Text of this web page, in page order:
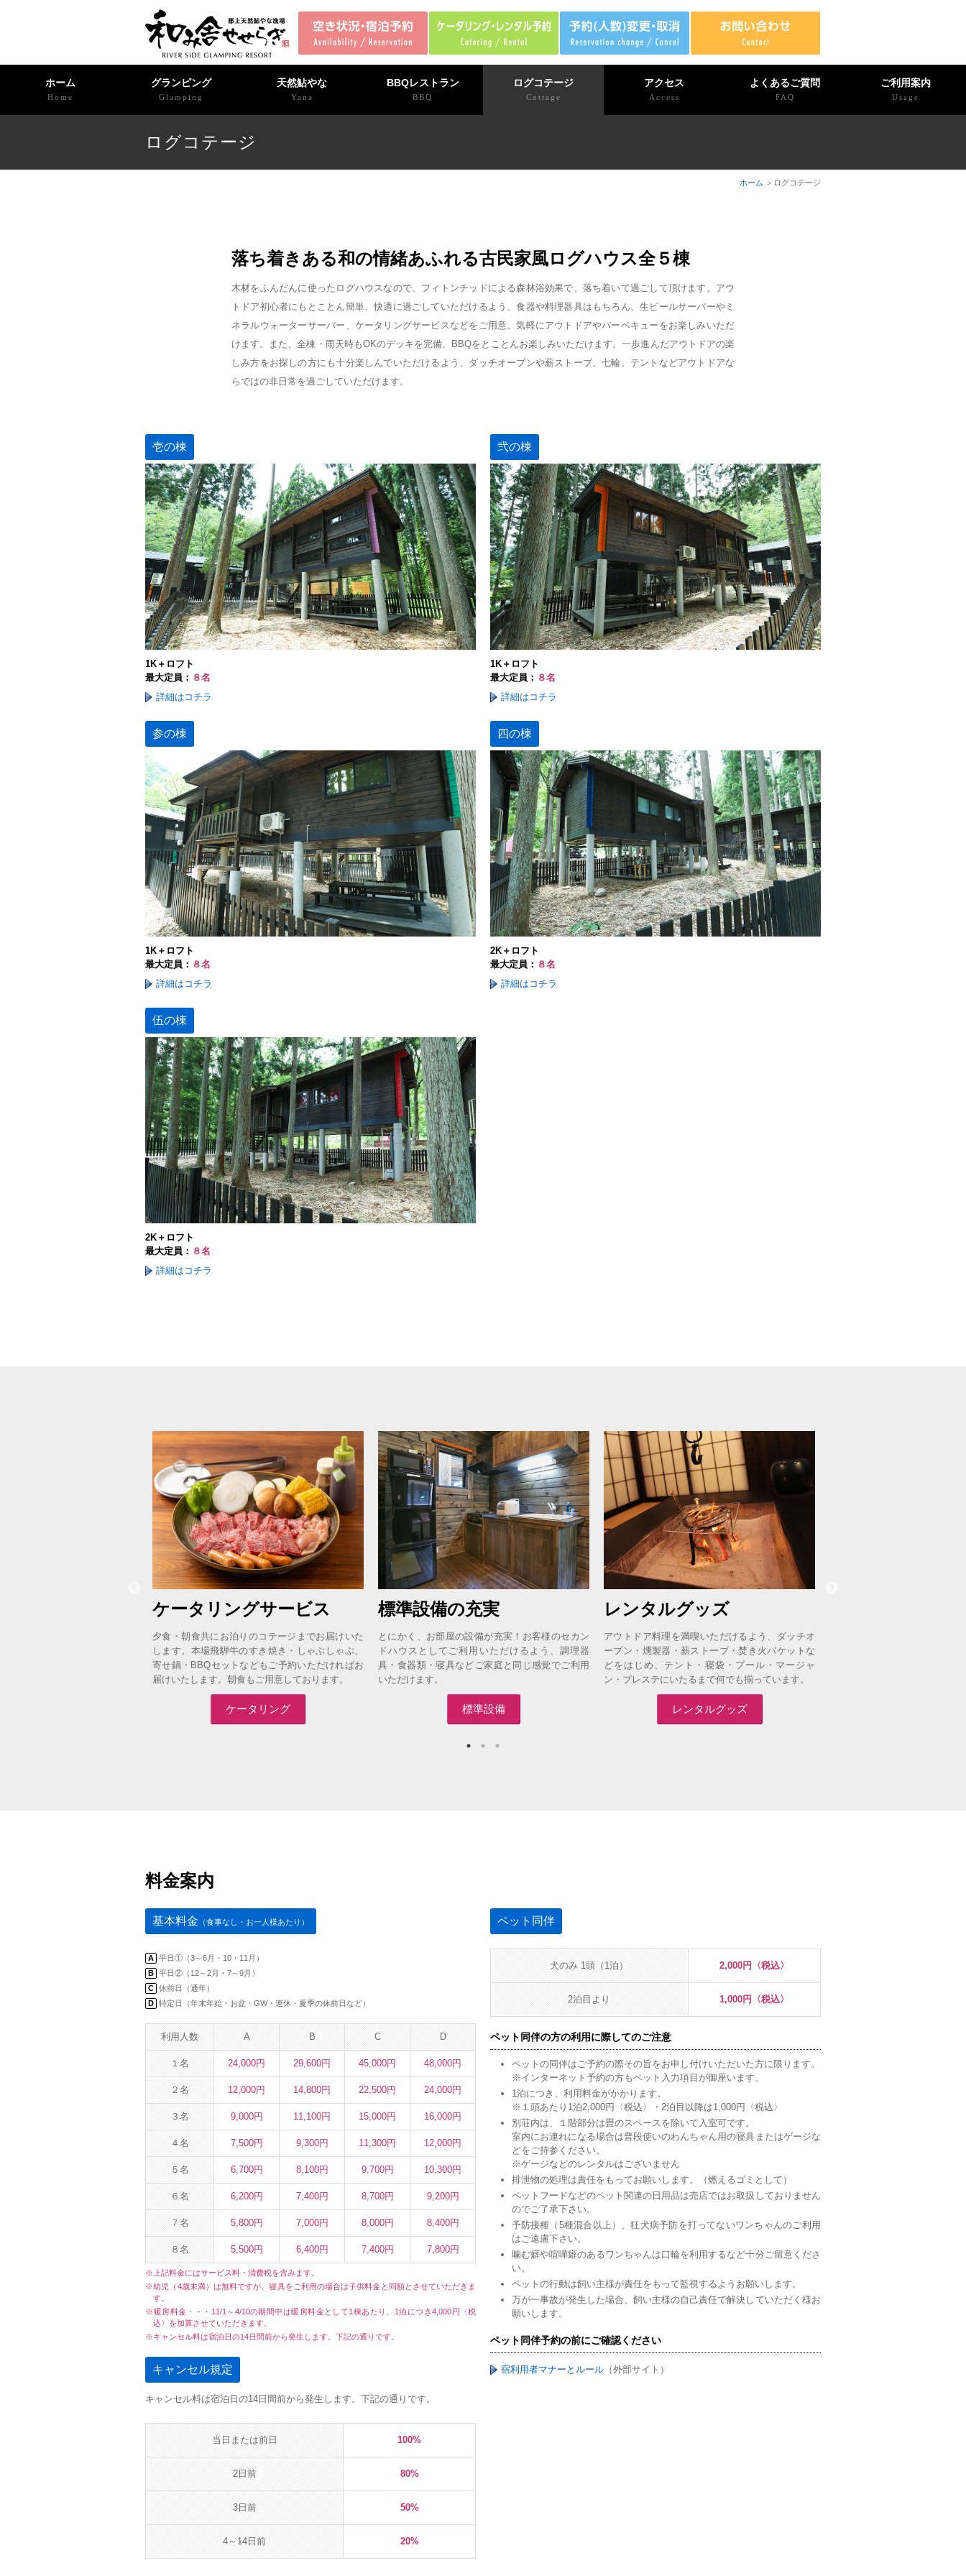
ホーム
Home
グランピング
Glamping
天然鮎やな
Yana
BBQレストラン
BBQ
ログコテージ
Cottage
アクセス
Access
よくあるご質問
FAQ
ご利用案内
Usage
ログコテージ
ホーム ログコテージ
落ち着きある和の情緒あふれる古民家風ログハウス全５棟
木材をふんだんに使ったログハウスなので、フィトンチッドによる森林浴効果で、落ち着いて過ごして頂けます。アウ
トドア初心者にもとことん簡単、快適に過ごしていただけるよう、食器や料理器具はもちろん、生ビールサーバーやミ
ネラルウォーターサーバー、ケータリングサービスなどをご用意。気軽にアウトドアやバーベキューをお楽しみいただ
けます。また、全棟・雨天時もOKのデッキを完備。BBQをとことんお楽しみいただけます。一歩進んだアウトドアの楽
しみ方をお探しの方にも十分楽しんでいただけるよう、ダッチオーブンや薪ストーブ、七輪、テントなどアウトドアな
らではの非日常を過ごしていただけます。
壱の棟
1K＋ロフト
最大定員： ８名
詳細はコチラ
弐の棟
1K＋ロフト
最大定員： ８名
詳細はコチラ
参の棟
1K＋ロフト
最大定員： ８名
詳細はコチラ
四の棟
2K＋ロフト
最大定員： ８名
詳細はコチラ
伍の棟
2K＋ロフト
最大定員： ８名
詳細はコチラ
ケータリングサービス
夕食・朝食共にお泊りのコテージまでお届けいた
します。本場飛騨牛のすき焼き・しゃぶしゃぶ、
寄せ鍋・BBQセットなどもご予約いただければお
届けいたします。朝食もご用意しております。
ケータリング
標準設備の充実
とにかく、お部屋の設備が充実！お客様のセカン
ドハウスとしてご利用いただけるよう、調理器
具・食器類・寝具などご家庭と同じ感覚でご利用
いただけます。
標準設備
レンタルグッズ
アウトドア料理を満喫いただけるよう、ダッチオ
ーブン・燻製器・薪ストーブ・焚き火バケットな
どをはじめ、テント・寝袋・プール・マージャ
ン・プレステにいたるまで何でも揃っています。
レンタルグッズ
料金案内
基本料金 （食事なし・お一人様あたり）
A 平日①（3～6月・10・11月）
B 平日②（12～2月・7～9月）
C 休前日（通年）
D 特定日（年末年始・お盆・GW・連休・夏季の休前日など）
利用人数 A B C D
１名 24,000円 29,600円 45,000円 48,000円
２名 12,000円 14,800円 22,500円 24,000円
３名 9,000円 11,100円 15,000円 16,000円
４名 7,500円 9,300円 11,300円 12,000円
５名 6,700円 8,100円 9,700円 10,300円
６名 6,200円 7,400円 8,700円 9,200円
７名 5,800円 7,000円 8,000円 8,400円
８名 5,500円 6,400円 7,400円 7,800円
※上記料金にはサービス料・消費税を含みます。
※幼児（4歳未満）は無料ですが、寝具をご利用の場合は子供料金と同額とさせていただきま
す。
※暖房料金・・・11/1～4/10の期間中は暖房料金として1棟あたり、1泊につき4,000円〈税
込〉を加算させていただきます。
※キャンセル料は宿泊日の14日間前から発生します。下記の通りです。
キャンセル規定
キャンセル料は宿泊日の14日間前から発生します。下記の通りです。
当日または前日 100%
2日前 80%
3日前 50%
4～14日前 20%
ペット同伴
犬のみ 1頭（1泊） 2,000円〈税込〉
2泊目より 1,000円〈税込〉
ペット同伴の方の利用に際してのご注意
ペットの同伴はご予約の際その旨をお申し付けいただいた方に限ります。
※インターネット予約の方もペット入力項目が御座います。
1泊につき、利用料金がかかります。
※１頭あたり1泊2,000円〈税込〉・2泊目以降は1,000円〈税込〉
別荘内は、１階部分は畳のスペースを除いて入室可です。
室内にお連れになる場合は普段使いのわんちゃん用の寝具またはゲージな
どをご持参ください。
※ゲージなどのレンタルはございません
排泄物の処理は責任をもってお願いします。（燃えるゴミとして）
ペットフードなどのペット関連の日用品は売店ではお取扱しておりません
のでご了承下さい。
予防接種（5種混合以上）、狂犬病予防を打ってないワンちゃんのご利用
はご遠慮下さい。
噛む癖や喧嘩癖のあるワンちゃんは口輪を利用するなど十分ご留意くださ
い。
ペットの行動は飼い主様が責任をもって監視するようお願いします。
万が一事故が発生した場合、飼い主様の自己責任で解決していただく様お
願いします。
ペット同伴予約の前にご確認ください
宿利用者マナーとルール（外部サイト）